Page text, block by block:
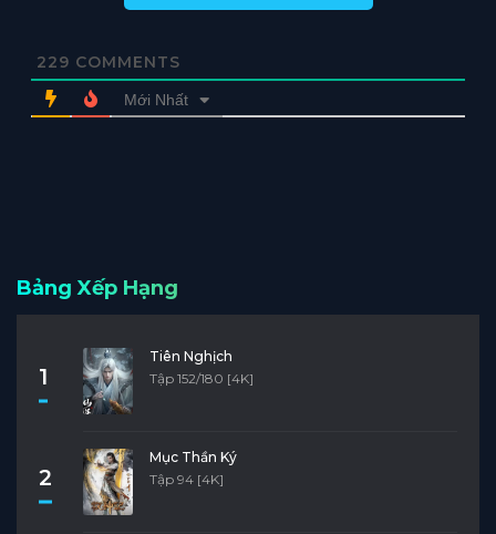
229 COMMENTS
Mới Nhất
Bảng Xếp Hạng
1
Tiên Nghịch
Tập 152/180 [4K]
2
Mục Thần Ký
Tập 94 [4K]